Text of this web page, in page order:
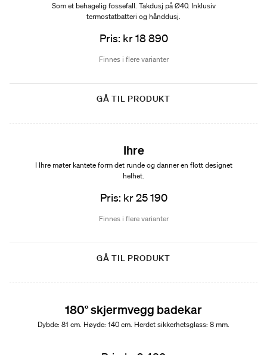
Som et behagelig fossefall. Takdusj på Ø40. Inklusiv
termostatbatteri og hånddusj.
Pris: kr 18 890
Finnes i flere varianter
GÅ TIL PRODUKT
Ihre
I Ihre møter kantete form det runde og danner en flott designet
helhet.
Pris: kr 25 190
Finnes i flere varianter
GÅ TIL PRODUKT
180° skjermvegg badekar
Dybde: 81 cm. Høyde: 140 cm. Herdet sikkerhetsglass: 8 mm.